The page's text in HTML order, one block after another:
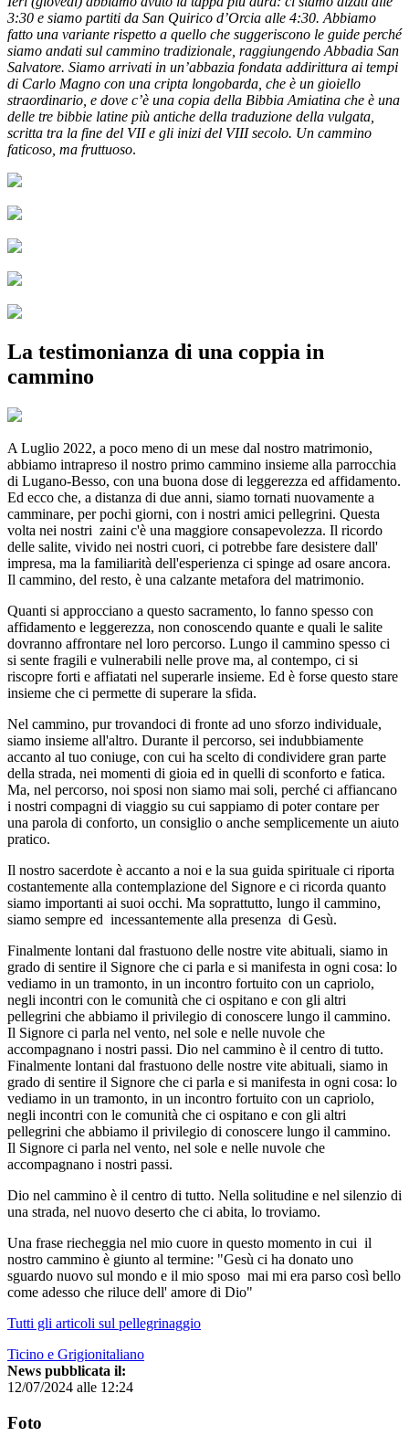
3:30 e siamo partiti da San Quirico d’Orcia alle 4:30. Abbiamo
fatto una variante rispetto a quello che suggeriscono le guide perché
siamo andati sul cammino tradizionale, raggiungendo Abbadia San
Salvatore. Siamo arrivati in un’abbazia fondata addirittura ai tempi
di Carlo Magno con una cripta longobarda, che è un gioiello
straordinario, e dove c’è una copia della Bibbia Amiatina che è una
delle tre bibbie latine più antiche della traduzione della vulgata,
scritta tra la fine del VII e gli inizi del VIII secolo. Un cammino
faticoso, ma fruttuoso.
La testimonianza di una coppia in
cammino
A Luglio 2022, a poco meno di un mese dal nostro matrimonio,
abbiamo intrapreso il nostro primo cammino insieme alla parrocchia
di Lugano-Besso, con una buona dose di leggerezza ed affidamento.
Ed ecco che, a distanza di due anni, siamo tornati nuovamente a
camminare, per pochi giorni, con i nostri amici pellegrini. Questa
volta nei nostri zaini c'è una maggiore consapevolezza. Il ricordo
delle salite, vivido nei nostri cuori, ci potrebbe fare desistere dall'
impresa, ma la familiarità dell'esperienza ci spinge ad osare ancora.
Il cammino, del resto, è una calzante metafora del matrimonio.
Quanti si approcciano a questo sacramento, lo fanno spesso con
affidamento e leggerezza, non conoscendo quante e quali le salite
dovranno affrontare nel loro percorso. Lungo il cammino spesso ci
si sente fragili e vulnerabili nelle prove ma, al contempo, ci si
riscopre forti e affiatati nel superarle insieme. Ed è forse questo stare
insieme che ci permette di superare la sfida.
Nel cammino, pur trovandoci di fronte ad uno sforzo individuale,
siamo insieme all'altro. Durante il percorso, sei indubbiamente
accanto al tuo coniuge, con cui ha scelto di condividere gran parte
della strada, nei momenti di gioia ed in quelli di sconforto e fatica.
Ma, nel percorso, noi sposi non siamo mai soli, perché ci affiancano
i nostri compagni di viaggio su cui sappiamo di poter contare per
una parola di conforto, un consiglio o anche semplicemente un aiuto
pratico.
Il nostro sacerdote è accanto a noi e la sua guida spirituale ci riporta
costantemente alla contemplazione del Signore e ci ricorda quanto
siamo importanti ai suoi occhi. Ma soprattutto, lungo il cammino,
siamo sempre ed incessantemente alla presenza di Gesù.
Finalmente lontani dal frastuono delle nostre vite abituali, siamo in
grado di sentire il Signore che ci parla e si manifesta in ogni cosa: lo
vediamo in un tramonto, in un incontro fortuito con un capriolo,
negli incontri con le comunità che ci ospitano e con gli altri
pellegrini che abbiamo il privilegio di conoscere lungo il cammino.
Il Signore ci parla nel vento, nel sole e nelle nuvole che
accompagnano i nostri passi. Dio nel cammino è il centro di tutto.
Finalmente lontani dal frastuono delle nostre vite abituali, siamo in
grado di sentire il Signore che ci parla e si manifesta in ogni cosa: lo
vediamo in un tramonto, in un incontro fortuito con un capriolo,
negli incontri con le comunità che ci ospitano e con gli altri
pellegrini che abbiamo il privilegio di conoscere lungo il cammino.
Il Signore ci parla nel vento, nel sole e nelle nuvole che
accompagnano i nostri passi.
Dio nel cammino è il centro di tutto. Nella solitudine e nel silenzio di
una strada, nel nuovo deserto che ci abita, lo troviamo.
Una frase riecheggia nel mio cuore in questo momento in cui il
nostro cammino è giunto al termine: "Gesù ci ha donato uno
sguardo nuovo sul mondo e il mio sposo mai mi era parso così bello
come adesso che riluce dell' amore di Dio"
Tutti gli articoli sul pellegrinaggio
Ticino e Grigionitaliano
News pubblicata il:
12/07/2024 alle 12:24
Foto